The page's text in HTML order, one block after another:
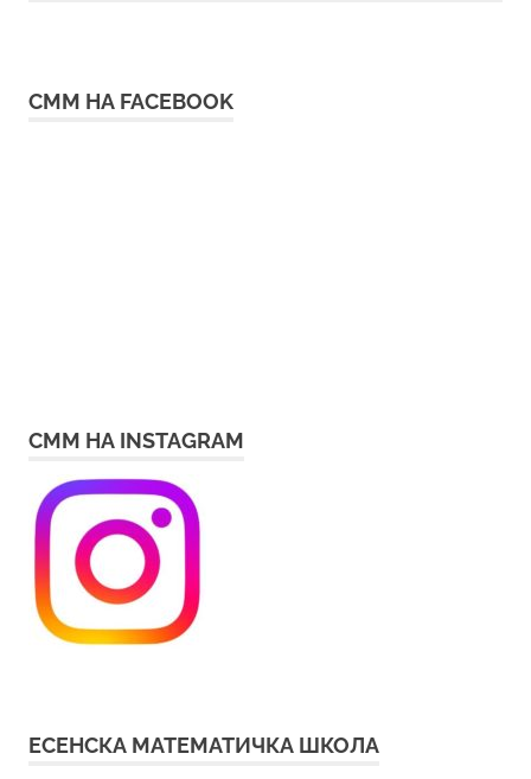
СММ НА FACEBOOK
СММ НА INSTAGRAM
ЕСЕНСКА МАТЕМАТИЧКА ШКОЛА